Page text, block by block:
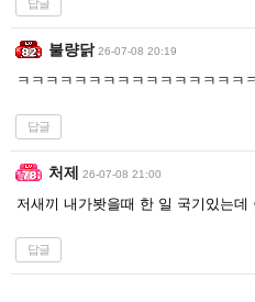
답글
불량닭 26-07-08 20:19
ㅋㅋㅋㅋㅋㅋㅋㅋㅋㅋㅋㅋㅋㅋㅋㅋ
답글
처제 26-07-08 21:00
저새끼 내가봣을때 한 일 국기있는
답글